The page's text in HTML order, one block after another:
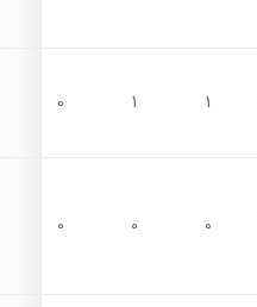
1
1
0
0
0
0